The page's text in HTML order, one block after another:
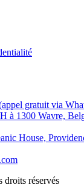
gratuit via
à 1300 Wavre,
House,
réservés